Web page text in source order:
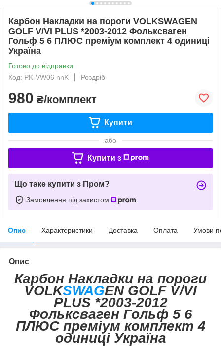
Карбон Накладки на пороги VOLKSWAGEN
GOLF V/VI PLUS *2003-2012 Фольксваген
Гольф 5 6 ПЛЮС преміум комплект 4 одиниці
Україна
Готово до відправки
Код: PK-VW06 nnK
Роздріб
980 ₴/комплект
Купити
або
Купити з
Що таке купити з Пром?
Замовлення під захистом
Опис Характеристики Доставка Оплата Умови
Опис
Карбон Накладки на пороги
VOLKSWAGEN GOLF V/VI
PLUS *2003-2012
Фольксваген Гольф 5 6
ПЛЮС преміум комплект 4
одиниці Україна